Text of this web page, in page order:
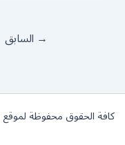
→ السابق
كافة الحقوق محفوظة لموقع